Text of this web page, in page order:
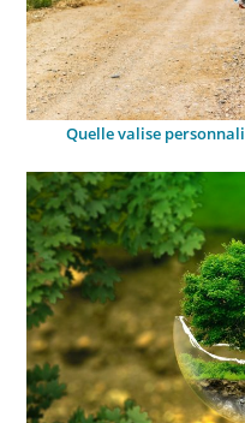
Quelle valise